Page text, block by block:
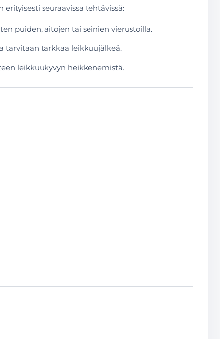
seuraavissa tehtävissä:
puiden, aitojen tai seinien vierustoilla.
tarvitaan tarkkaa leikkuujälkeä.
leikkuukyvyn heikkenemistä.